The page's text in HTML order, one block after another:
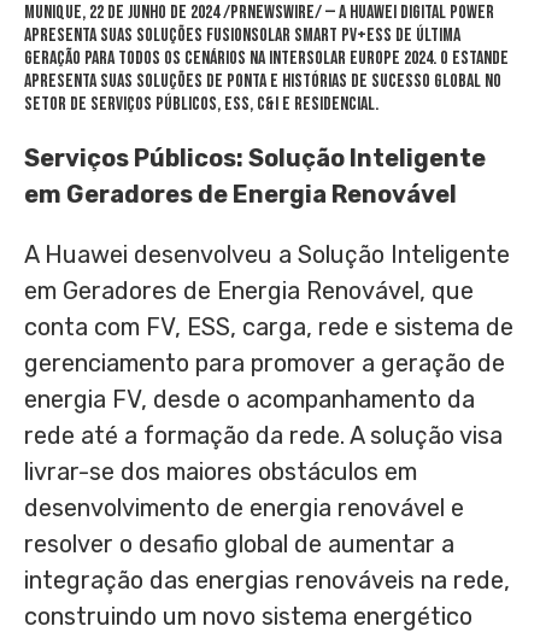
MUNIQUE, 22 de junho de 2024/PRNewswire/ — A Huawei Digital Power
apresenta suas soluções FusionSolar Smart PV+ESS de última
geração para todos os cenários na Intersolar Europe 2024. O estande
apresenta suas soluções de ponta e histórias de sucesso global no
setor de serviços públicos, ESS, C&I e residencial.
Serviços Públicos: Solução Inteligente
em Geradores de Energia Renovável
A Huawei desenvolveu a Solução Inteligente
em Geradores de Energia Renovável, que
conta com FV, ESS, carga, rede e sistema de
gerenciamento para promover a geração de
energia FV, desde o acompanhamento da
rede até a formação da rede. A solução visa
livrar-se dos maiores obstáculos em
desenvolvimento de energia renovável e
resolver o desafio global de aumentar a
integração das energias renováveis na rede,
construindo um novo sistema energético